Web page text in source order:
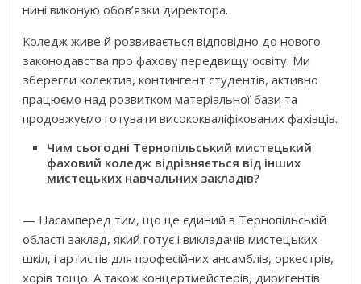
нині виконую обов’язки директора.
Коледж живе й розвивається відповідно до нового
законодавства про фахову передвищу освіту. Ми
зберегли колектив, контингент студентів, активно
працюємо над розвитком матеріальної бази та
продовжуємо готувати висококваліфікованих фахівців.
Чим сьогодні Тернопільський мистецький
фаховий коледж відрізняється від інших
мистецьких навчальних закладів?
— Насамперед тим, що це єдиний в Тернопільській
області заклад, який готує і викладачів мистецьких
шкіл, і артистів для професійних ансамблів, оркестрів,
хорів тощо. А також концертмейстерів, диригентів